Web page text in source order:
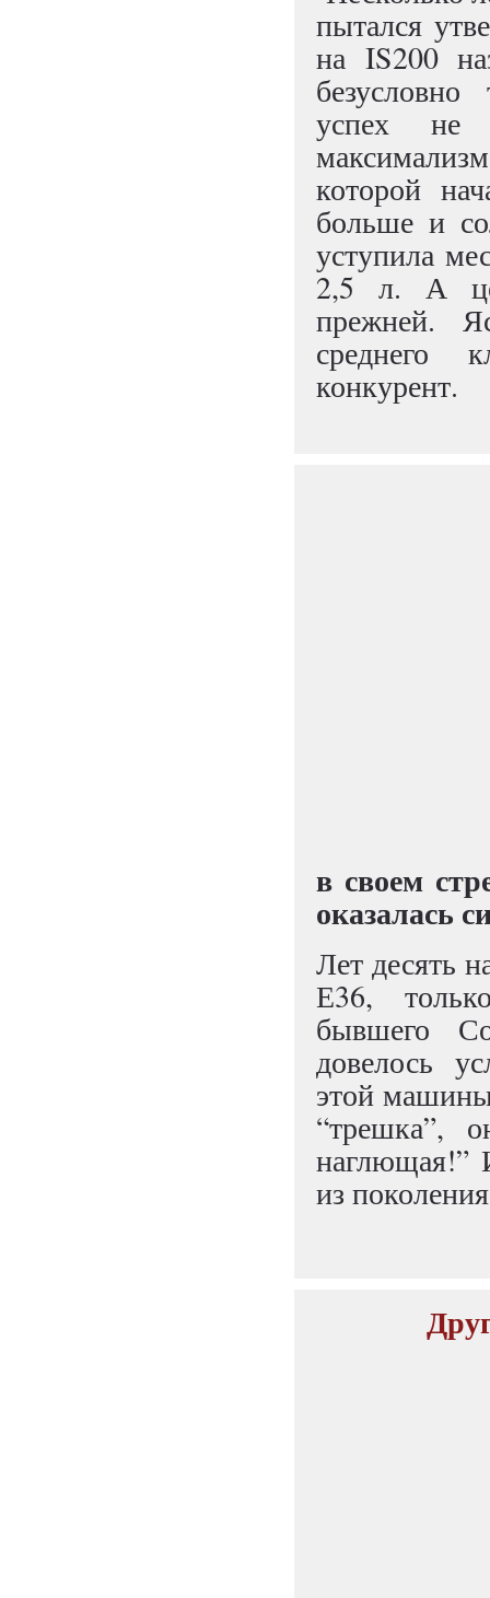
пытался
на IS200
успех не
которой
больше и
уступила
2,5 л. А
прежней.
среднего
конкурент.
в своем
оказалась
Лет десять
Е36,
бывшего
довелось
этой
“трешка”,
наглющая!”
из